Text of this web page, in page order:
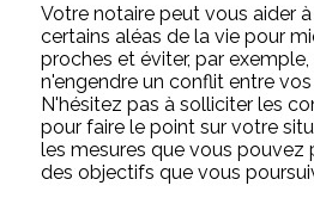
Votre notaire peut vous aider
certains aléas de la vie pour
proches et éviter, par
n'engendre un conflit entre
N'hésitez pas à solliciter les
pour faire le point sur votre
les mesures que vous pouvez
des objectifs que vous